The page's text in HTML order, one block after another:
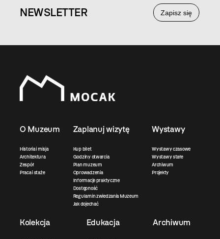
Zapisz się
NEWSLETTER
O Muzeum
Historia i misja
Architektura
Zespół
Praca i staże
Zaplanuj wizytę
Kup bilet
Godziny otwarcia
Plan muzeum
Oprowadzenia
Informacje praktyczne
Dostępność
Regulamin zwiedzania Muzeum
Jak dojechać
Wystawy
Wystawy czasowe
Wystawy stałe
Archiwum
Projekty
Kolekcja Edukacja Archiwum